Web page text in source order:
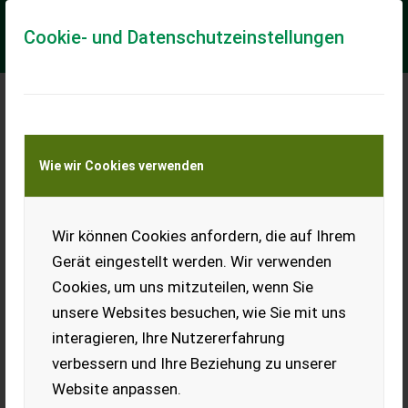
Cookie- und Datenschutzeinstellungen
Wie wir Cookies verwenden
Wir können Cookies anfordern, die auf Ihrem
Gerät eingestellt werden. Wir verwenden
Cookies, um uns mitzuteilen, wenn Sie
unsere Websites besuchen, wie Sie mit uns
interagieren, Ihre Nutzererfahrung
verbessern und Ihre Beziehung zu unserer
Website anpassen.
Meine Transportkostenanfrage
Transport von Land- und Baumaschinen –
KEINE Tiertransporte
Steyr 80a Oldtimer-
Traktor, Bj. 1955, Top-
Gelegenheit
Steyr 80a, Bj. 1955, in gutem
originalen und
teilrestaurierten Zustand zu
verkaufen. Der Traktor
springt zuverlässig an, stand
die letzten Jahre trocken in der Scheune und verfügt über